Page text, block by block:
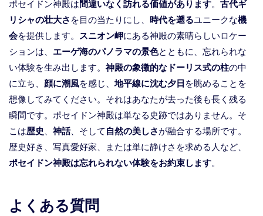
ポセイドン神殿は間違いなく訪れる価値があります。 古代ギ
リシャの壮大さ を目の当たりにし、 時代を遡るユニークな機
会を提供します。 スニオン岬にある神殿の素晴らしいロケー
ションは、 エーゲ海のパノラマの景色とともに、忘れられな
い体験を生み出します。 神殿の象徴的なドーリス式の柱の中
に立ち、 顔に潮風を感じ、地平線に沈む夕日 を眺めることを
想像してみてください。それはあなたが去った後も長く残る
瞬間です。ポセイドン神殿は単なる史跡ではありません。そ
こは歴史、 神話、そして 自然の美しさが融合する場所です。
歴史好き、写真愛好家、または単に静けさを求める人など、
ポセイドン神殿は忘れられない体験をお約束します。
よくある質問